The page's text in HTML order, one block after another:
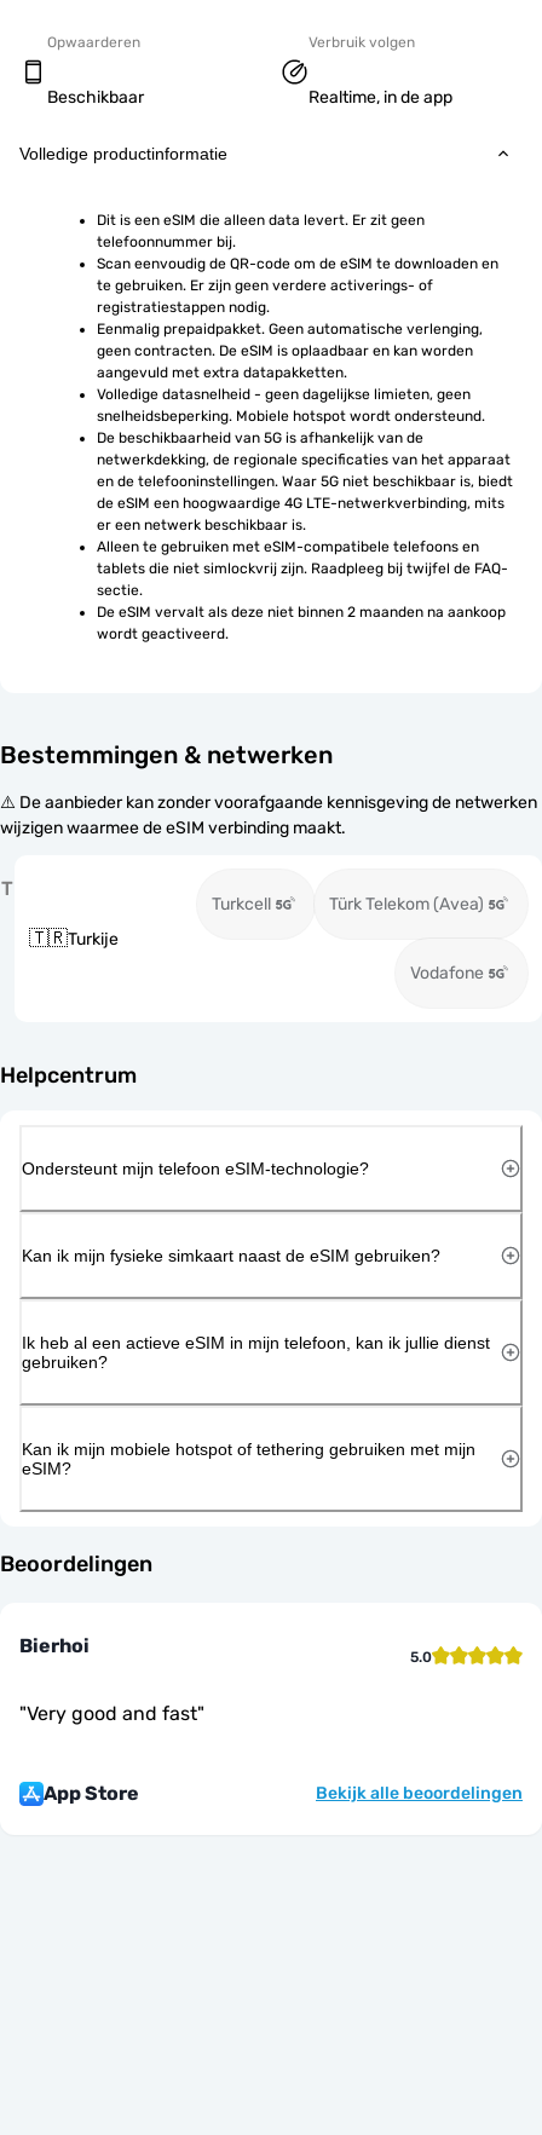
Opwaarderen
Beschikbaar
Verbruik volgen
Realtime, in de app
Volledige productinformatie
Dit is een eSIM die alleen data levert. Er zit geen
telefoonnummer bij.
Scan eenvoudig de QR-code om de eSIM te downloaden en
te gebruiken. Er zijn geen verdere activerings- of
registratiestappen nodig.
Eenmalig prepaidpakket. Geen automatische verlenging,
geen contracten. De eSIM is oplaadbaar en kan worden
aangevuld met extra datapakketten.
Volledige datasnelheid - geen dagelijkse limieten, geen
snelheidsbeperking. Mobiele hotspot wordt ondersteund.
De beschikbaarheid van 5G is afhankelijk van de
netwerkdekking, de regionale specificaties van het apparaat
en de telefooninstellingen. Waar 5G niet beschikbaar is, biedt
de eSIM een hoogwaardige 4G LTE-netwerkverbinding, mits
er een netwerk beschikbaar is.
Alleen te gebruiken met eSIM-compatibele telefoons en
tablets die niet simlockvrij zijn. Raadpleeg bij twijfel de FAQ-
sectie.
De eSIM vervalt als deze niet binnen 2 maanden na aankoop
wordt geactiveerd.
Bestemmingen & netwerken
⚠️ De aanbieder kan zonder voorafgaande kennisgeving de netwerken
wijzigen waarmee de eSIM verbinding maakt.
T
🇹🇷Turkije
Turkcell Türk Telekom (Avea)
Vodafone
Helpcentrum
Ondersteunt mijn telefoon eSIM-technologie?
Kan ik mijn fysieke simkaart naast de eSIM gebruiken?
Ik heb al een actieve eSIM in mijn telefoon, kan ik jullie dienst
gebruiken?
Kan ik mijn mobiele hotspot of tethering gebruiken met mijn
eSIM?
Beoordelingen
Bierhoi 5.0
"Very good and fast"
App Store Bekijk alle beoordelingen